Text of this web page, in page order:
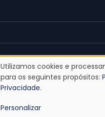
Uso
de
Utilizamos cookies e
para os seguintes propósitos:
Privacidade.
Personalizar